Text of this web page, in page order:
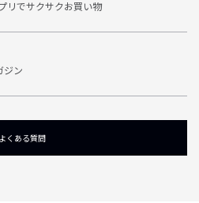
リでサクサクお買い物
ジン
よくある質問